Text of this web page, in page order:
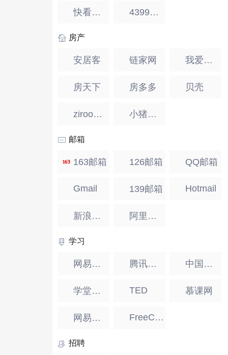
快看漫画 4399动漫网
房产
安居客 链家网 我爱我家
房天下 房多多 贝壳
ziroom自如 小猪短租
邮箱
163邮箱 126邮箱 QQ邮箱
Gmail 139邮箱 Hotmail
新浪邮箱 阿里邮箱
学习
网易公开课 腾讯课堂 中国大学MOOC
学堂在线 TED 慕课网
网易云课堂 FreeCodeCamp
招聘